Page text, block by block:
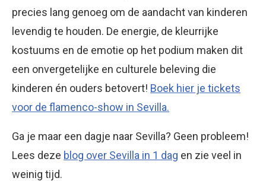
precies lang genoeg om de aandacht van kinderen
levendig te houden. De energie, de kleurrijke
kostuums en de emotie op het podium maken dit
een onvergetelijke en culturele beleving die
kinderen én ouders betovert! Boek hier je tickets
voor de flamenco-show in Sevilla.
Ga je maar een dagje naar Sevilla? Geen probleem!
Lees deze blog over Sevilla in 1 dag en zie veel in
weinig tijd.